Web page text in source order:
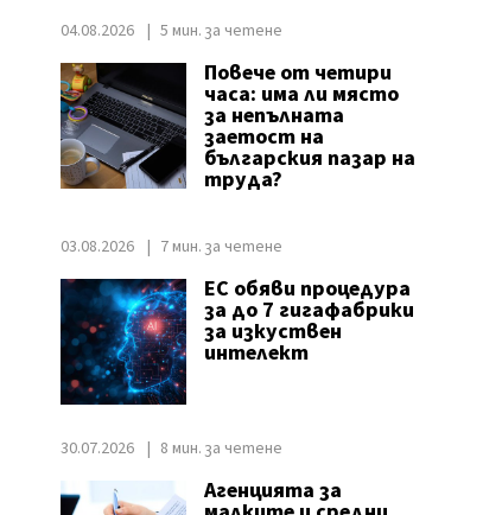
04.08.2026 5 мин. за четене
Повече от четири
часа: има ли място
за непълната
заетост на
българския пазар на
труда?
03.08.2026 7 мин. за четене
ЕС обяви процедура
за до 7 гигафабрики
за изкуствен
интелект
30.07.2026 8 мин. за четене
Агенцията за